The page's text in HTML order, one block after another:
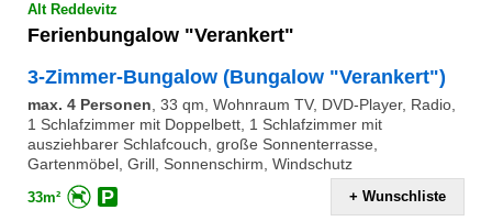
Alt Reddevitz
Ferienbungalow "Verankert"
3-Zimmer-Bungalow (Bungalow "Verankert")
max. 4 Personen, 33 qm, Wohnraum TV, DVD-Player, Radio,
1 Schlafzimmer mit Doppelbett, 1 Schlafzimmer mit
ausziehbarer Schlafcouch, große Sonnenterrasse,
Gartenmöbel, Grill, Sonnenschirm, Windschutz
33m² + Wunschliste